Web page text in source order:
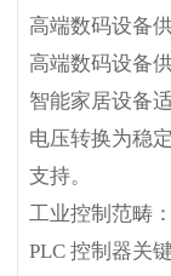
高端数码设备
高端数码设备
智能家居设备
电压转换为稳
支持。
工业控制范畴：
PLC 控制器关